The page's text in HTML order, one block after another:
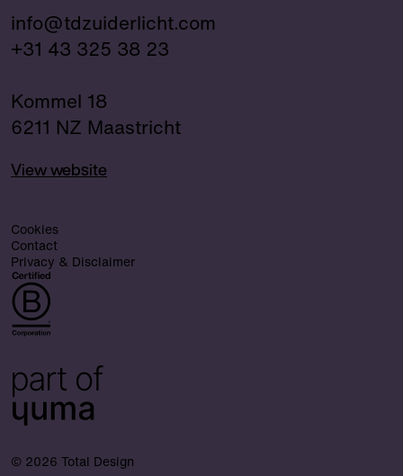
info@tdzuiderlicht.com
+31 43 325 38 23
Kommel 18
6211 NZ Maastricht
View website
© 2026 Total Design
Cookies
Contact
Privacy & Disclaimer